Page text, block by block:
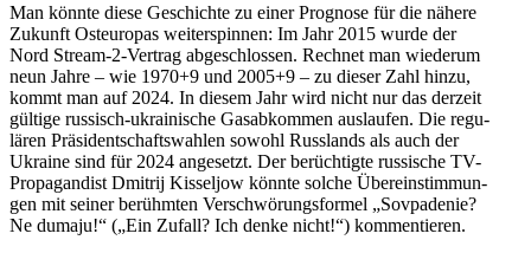
Man könnte diese Geschichte zu einer Pro­gnose für die nähere
Zukunft Ost­eu­ro­pas wei­ter­spin­nen: Im Jahr 2015 wurde der
Nord Stream-2-Vertrag abge­schlos­sen. Rechnet man wie­derum
neun Jahre – wie 1970+9 und 2005+9 – zu dieser Zahl hinzu,
kommt man auf 2024. In diesem Jahr wird nicht nur das derzeit
gültige rus­sisch-ukrai­ni­sche Gas­ab­kom­men aus­lau­fen. Die regu­
lä­ren Prä­si­dent­schafts­wah­len sowohl Russ­lands als auch der
Ukraine sind für 2024 ange­setzt. Der berüch­tigte rus­si­sche TV-
Pro­pa­gan­dist Dmitrij Kis­sel­jow könnte solche Über­ein­stim­mun­
gen mit seiner berühm­ten Ver­schwö­rungs­for­mel „Sov­pa­de­nie?
Ne dumaju!“ („Ein Zufall? Ich denke nicht!“) kommentieren.